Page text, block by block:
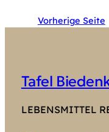
Vorherige Seite
Tafel
LEBENSMITTEL